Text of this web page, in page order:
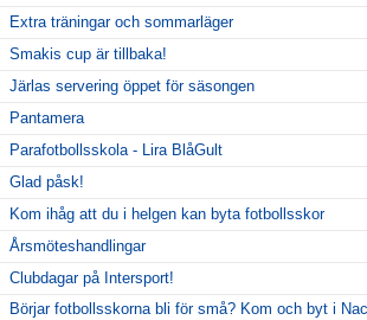
Extra träningar och sommarläger
Smakis cup är tillbaka!
Järlas servering öppet för säsongen
Pantamera
Parafotbollsskola - Lira BlåGult
Glad påsk!
Kom ihåg att du i helgen kan byta fotbollsskor
Årsmöteshandlingar
Clubdagar på Intersport!
Börjar fotbollsskorna bli för små? Kom och byt i